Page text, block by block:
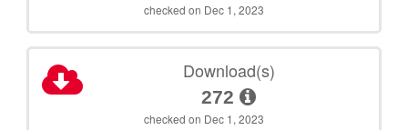
checked on Dec 1, 2023
Download(s)
272
checked on Dec 1, 2023